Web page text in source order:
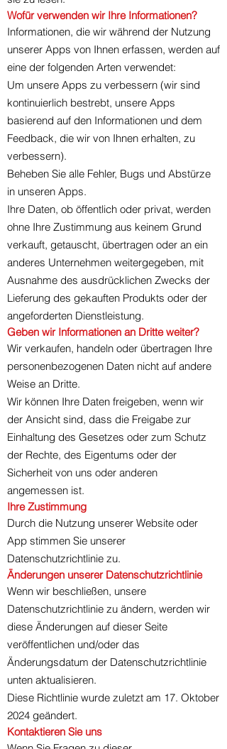
Wofür verwenden wir Ihre Informationen?
Informationen, die wir während der Nutzung
unserer Apps von Ihnen erfassen, werden auf
eine der folgenden Arten verwendet:
Um unsere Apps zu verbessern (wir sind
kontinuierlich bestrebt, unsere Apps
basierend auf den Informationen und dem
Feedback, die wir von Ihnen erhalten, zu
verbessern).
Beheben Sie alle Fehler, Bugs und Abstürze
in unseren Apps.
Ihre Daten, ob öffentlich oder privat, werden
ohne Ihre Zustimmung aus keinem Grund
verkauft, getauscht, übertragen oder an ein
anderes Unternehmen weitergegeben, mit
Ausnahme des ausdrücklichen Zwecks der
Lieferung des gekauften Produkts oder der
angeforderten Dienstleistung.
Geben wir Informationen an Dritte weiter?
Wir verkaufen, handeln oder übertragen Ihre
personenbezogenen Daten nicht auf andere
Weise an Dritte.
Wir können Ihre Daten freigeben, wenn wir
der Ansicht sind, dass die Freigabe zur
Einhaltung des Gesetzes oder zum Schutz
der Rechte, des Eigentums oder der
Sicherheit von uns oder anderen
angemessen ist.
Ihre Zustimmung
Durch die Nutzung unserer Website oder
App stimmen Sie unserer
Datenschutzrichtlinie zu.
Änderungen unserer Datenschutzrichtlinie
Wenn wir beschließen, unsere
Datenschutzrichtlinie zu ändern, werden wir
diese Änderungen auf dieser Seite
veröffentlichen und/oder das
Änderungsdatum der Datenschutzrichtlinie
unten aktualisieren.
Diese Richtlinie wurde zuletzt am 17. Oktober
2024 geändert.
Kontaktieren Sie uns